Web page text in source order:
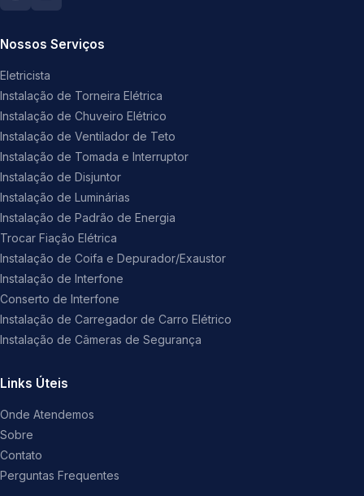
Nossos Serviços
Eletricista
Instalação de Torneira Elétrica
Instalação de Chuveiro Elétrico
Instalação de Ventilador de Teto
Instalação de Tomada e Interruptor
Instalação de Disjuntor
Instalação de Luminárias
Instalação de Padrão de Energia
Trocar Fiação Elétrica
Instalação de Coifa e Depurador/Exaustor
Instalação de Interfone
Conserto de Interfone
Instalação de Carregador de Carro Elétrico
Instalação de Câmeras de Segurança
Links Úteis
Onde Atendemos
Sobre
Contato
Perguntas Frequentes